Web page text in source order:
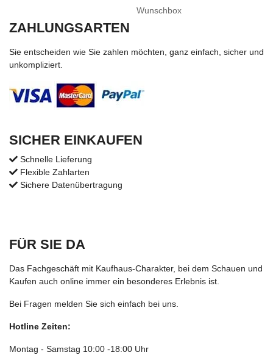
Wunschbox
ZAHLUNGSARTEN
Sie entscheiden wie Sie zahlen möchten, ganz einfach, sicher und
unkompliziert.
SICHER EINKAUFEN
Schnelle Lieferung
Flexible Zahlarten
Sichere Datenübertragung
FÜR SIE DA
Das Fachgeschäft mit Kaufhaus-Charakter, bei dem Schauen und
Kaufen auch online immer ein besonderes Erlebnis ist.
Bei Fragen melden Sie sich einfach bei uns.
Hotline Zeiten:
Montag - Samstag 10:00 -18:00 Uhr